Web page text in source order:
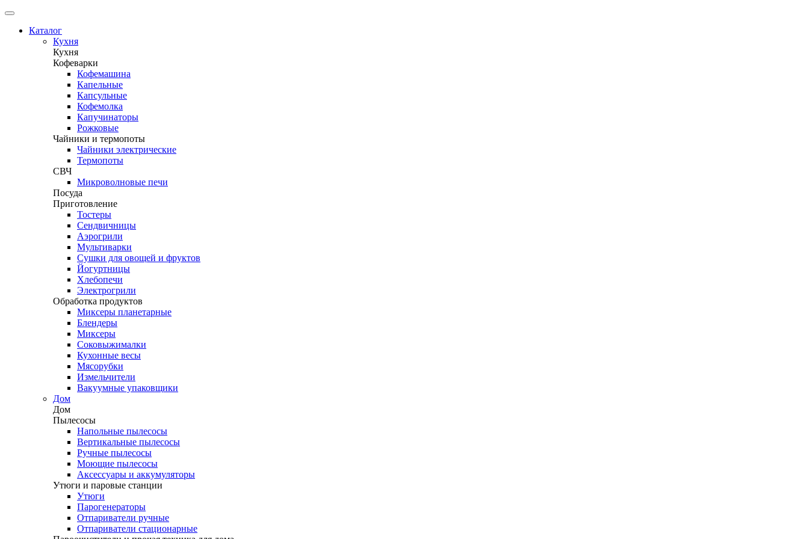
Каталог
Кухня
Кухня
Кофеварки
Кофемашина
Капельные
Капсульные
Кофемолка
Капучинаторы
Рожковые
Чайники и термопоты
Чайники электрические
Термопоты
СВЧ
Микроволновые печи
Посуда
Приготовление
Тостеры
Сендвичницы
Аэрогрили
Мультиварки
Сушки для овощей и фруктов
Йогуртницы
Хлебопечи
Электрогрили
Обработка продуктов
Миксеры планетарные
Блендеры
Миксеры
Соковыжималки
Кухонные весы
Мясорубки
Измельчители
Вакуумные упаковщики
Дом
Дом
Пылесосы
Напольные пылесосы
Вертикальные пылесосы
Ручные пылесосы
Моющие пылесосы
Аксессуары и аккумуляторы
Утюги и паровые станции
Утюги
Парогенераторы
Отпариватели ручные
Отпариватели стационарные